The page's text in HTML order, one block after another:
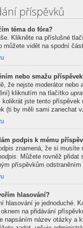
příspěvků
téma do fóra?
Klikněte na příslušné
můžete vidět na spodní
nebo smažu
že nejste moderátor nebo
kliknutím na tlačítko
kolikrát jste tento příspěvek
(ti by měli sami zanechat
podpis k mému
znamená, že si
. Můžete rovněž
příspěvkům odstraněním
hlasování?
hlasování je jednoduché.
na přidávání
napsáním název otázky a